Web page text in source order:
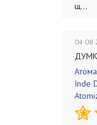
щ...
04 08
Inde